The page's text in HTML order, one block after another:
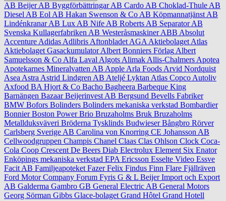
AB Beijer AB Byggförbättringar AB Cardo AB Choklad-Thule AB
Diesel AB Eol AB Hakan Swenson & Co AB Köpmannatjänst AB
Lindénkranar AB Lux AB Nife AB Roberts AB Separator AB
Svenska Kullagerfabriken AB Westeråsmaskiner ABB Absolut
Accenture Adidas Adlibris Aftonbladet AGA Aktiebolaget Atlas
Aktiebolaget Gasackumulator Albert Bonniers Förlag Albert
Samuelsson & Co Alfa Laval Algots Alimak Allis‑Chalmers Apotea
Apotekarnes Mineralvatten AB Apple Arla Foods Arvid Nordquist
Asea Astra Astrid Lindgren AB Ateljé Lyktan Atlas Copco Autoliv
Axfood BA Hjort & Co Bacho Bagheera Barbeque King
Barnängen Bazaar Beijerinvest AB Bergsund Bevells Fabriker
BMW Bofors Bolinders Bolinders mekaniska verkstad Bombardier
Bonnier Boston Power Brio Bruzaholms Bruk Bruzaholms
Metallduksväveri Bröderna Tysklinds Budwieser Bångbro Rörver
Carlsberg Sverige AB Carolina von Knorring CE Johansson AB
Cellwoodgruppen Champis Chanel Claas Clas Ohlson Clock Coca-
Cola Coop Crescent De Beers Diab Electrolux Element Six Enator
Enköpings mekaniska verkstad EPA Ericsson Esselte Video Essve
Facit AB Familjeapoteket Fazer Felix Findus Finn Flare Fjällräven
Ford Motor Company Forum Fyris G & L Beijer Import och Export
AB Galderma Gambro GB General Electric AB General Motors
Georg Sörman Gibbs Glace-bolaget Grand Hôtel Grand Hotell